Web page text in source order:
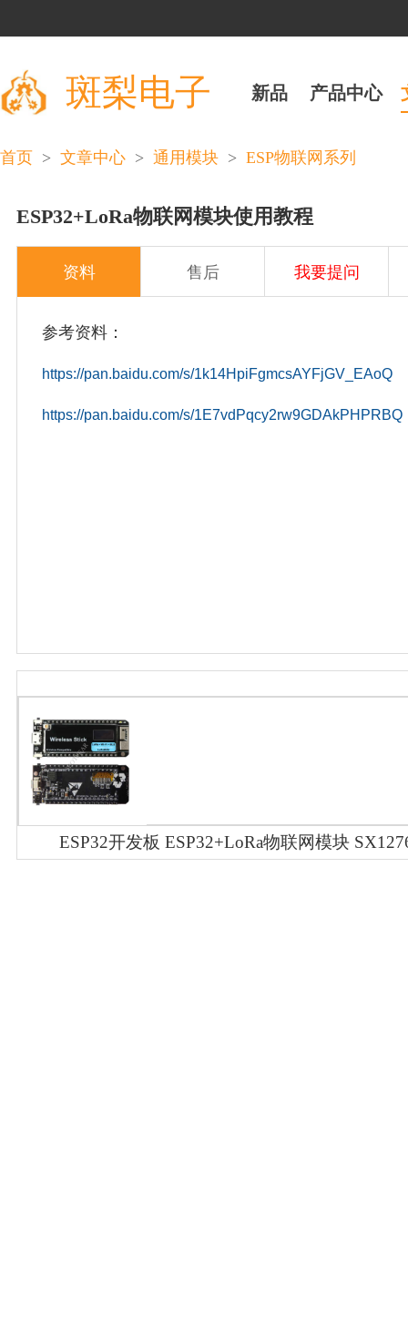
斑梨电子 新品 产品中心
首页 > 文章中心 > 通用模块 > ESP物联网系列
ESP32+LoRa物联网模块使用教程
资料 售后 我要提问
参考资料：
https://pan.baidu.com/s/1k14HpiFgmcsAYFjGV_EAoQ
https://pan.baidu.com/s/
ESP32开发板 ESP32+LoRa物联网模块